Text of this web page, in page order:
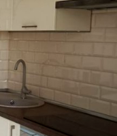
сучасною
і
домовимося про